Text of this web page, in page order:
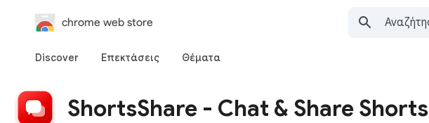
chrome web store
Discover Επεκτάσεις Θέματα
ShortsShare - Chat & Share Shorts